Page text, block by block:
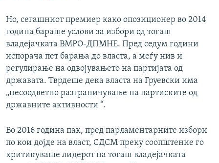
Но, сегашниот премиер како опозиционер во 2014
година бараше услови за избори од тогаш
владејачката ВМРО-ДПМНЕ. Пред седум години
испорача пет барања до власта, а меѓу нив и
регулирање на одвојувањето на партијата од
државата. Тврдеше дека власта на Груевски има
„несоодветно разграничување на партиските од
државните активности “.
Во 2016 година пак, пред парламентарните избори
по кои дојде на власт, СДСМ преку соопштение го
критикуваше лидерот на тогаш владејачката